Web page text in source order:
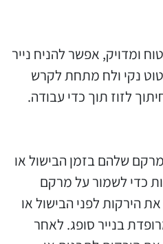
ומדויק, אפשר להניח נייר
נקי ולח מתחת לקרש
לזוז תוך כדי עבודה.
שלהם בזמן הבישול או
כדי לשמור על מרקם
הירקות לפני הבישול או
בנייר סופג. לאחר